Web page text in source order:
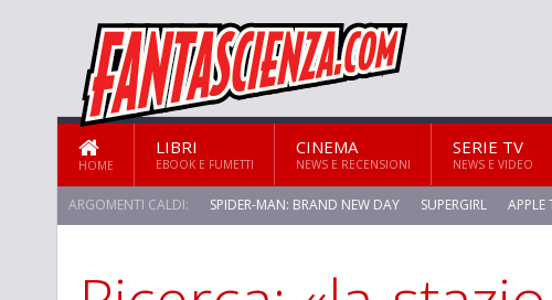
HOME
LIBRI
EBOOK E FUMETTI
CINEMA
NEWS E RECENSIONI
SERIE TV
NEWS E VIDEO
ARGOMENTI CALDI: SPIDER-MAN: BRAND NEW DAY SUPERGIRL APPLE
STAR TREK: STRANGE NEW WORLDS